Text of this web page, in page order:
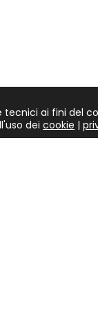
ai fini del
dei cookie |